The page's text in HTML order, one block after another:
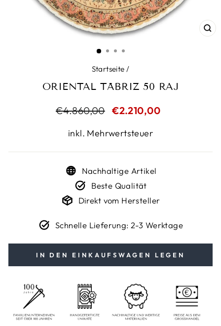
Startseite /
ORIENTAL TÄBRIZ 50 RAJ
Normaler
€4.860,00 Sonderpreis
€2.210,00
inkl. Mehrwertsteuer
Nachhaltige Artikel
Beste Qualität
Direkt vom Hersteller
Schnelle Lieferung: 2-3 Werktage
IN DEN EINKAUFSWAGEN LEGEN